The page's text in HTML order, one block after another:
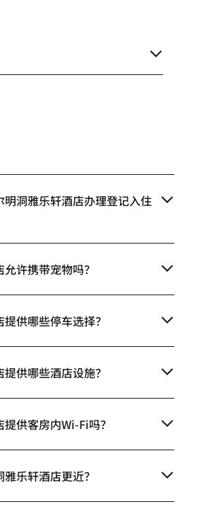
洞雅乐轩酒店办理登记入住
许携带宠物吗？
供哪些停车选择？
供哪些酒店设施？
供客房内Wi-Fi吗？
乐轩酒店更近？